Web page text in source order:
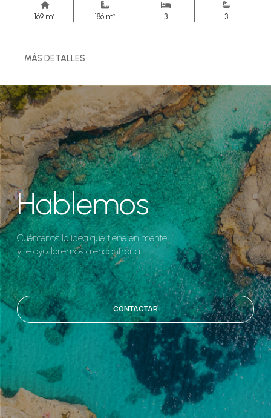
169 m² 186 m² 3 3
MÁS DETALLES
Hablemos
Cuéntenos la idea que tiene en mente
y le ayudaremos a encontrarla.
CONTACTAR